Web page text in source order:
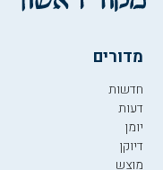
מדורים
חדשות
דעות
יומן
דיוקן
מוצש